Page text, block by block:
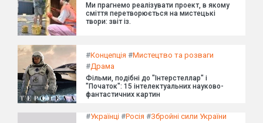
Ми прагнемо реалізувати проект, в якому
сміття перетворюється на мистецькі
твори: звіт із.
#Концепція #Мистецтво та розваги
#Драма
Фільми, подібні до "Інтерстеллар" і
"Початок": 15 інтелектуальних науково-
фантастичних картин
#Українці #Росія #Збройні сили України